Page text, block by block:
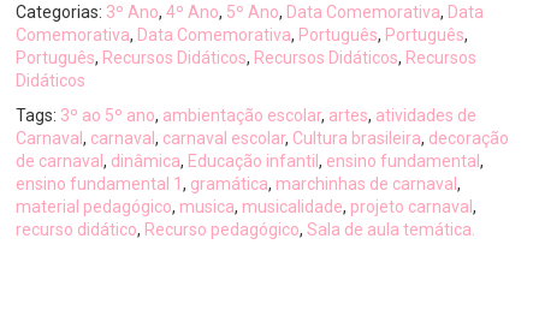
Categorias: 3º Ano,4º Ano, 5º Ano, Data Comemorativa, Data
Comemorativa, Data Comemorativa, Português, Português,
Português, Recursos Didáticos, Recursos Didáticos, Recursos
Didáticos
Tags: 3º ao 5º ano, ambientação escolar, artes, atividades de
Carnaval, carnaval, carnaval escolar, Cultura brasileira, decoração
de carnaval, dinâmica, Educação infantil, ensino fundamental,
ensino fundamental 1, gramática, marchinhas de carnaval,
material pedagógico, musica, musicalidade, projeto carnaval,
recurso didático, Recurso pedagógico,Sala de aula temática.